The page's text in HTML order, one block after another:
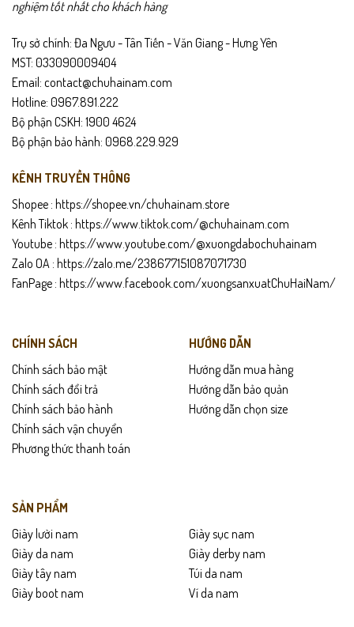
nghiệm tốt nhất cho khách hàng
Trụ sở chính: Đa Ngưu - Tân Tiến - Văn Giang - Hưng Yên
MST: 033090009404
Email: contact@chuhainam.com
Hotline: 0967.891.222
Bộ phận CSKH: 1900 4624
Bộ phận bảo hành: 0968.229.929
KÊNH TRUYỀN THÔNG
Shopee : https://shopee.vn/chuhainam.store
Kênh Tiktok : https://www.tiktok.com/@chuhainam.com
Youtube : https://www.youtube.com/@xuongdabochuhainam
Zalo OA : https://zalo.me/238677151087071730
FanPage : https://www.facebook.com/xuongsanxuatChuHaiNam/
CHÍNH SÁCH
Chính sách bảo mật
Chính sách đổi trả
Chính sách bảo hành
Chính sách vận chuyển
Phương thức thanh toán
HƯỚNG DẪN
Hướng dẫn mua hàng
Hướng dẫn bảo quản
Hướng dẫn chọn size
SẢN PHẨM
Giày lười nam
Giày da nam
Giày tây nam
Giày boot nam
Giày sục nam
Giày derby nam
Túi da nam
Ví da nam